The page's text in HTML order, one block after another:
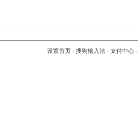
设置首页 - 搜狗输入法 - 支付中心 -